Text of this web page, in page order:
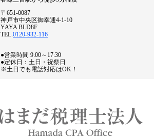
〒651-0087
神戸市中央区御幸通4-1-10
YAYA BLD8F
●営業時間 9:00～17:30
●定休日：土日・祝祭日